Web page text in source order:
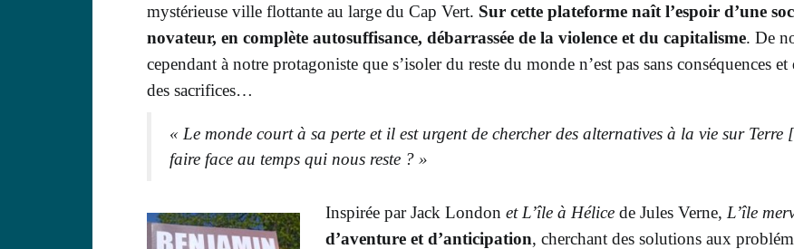
mystérieuse ville flottante au large du Cap Vert. Sur cette plateforme naît l’espoir d’une
novateur, en complète autosuffisance, débarrassée de la violence et du capitalisme. De
cependant à notre protagoniste que s’isoler du reste du monde n’est pas sans conséquences et
des sacrifices…
« Le monde court à sa perte et il est urgent de chercher des alternatives à la vie sur
faire face au temps qui nous reste ? »
Inspirée parJack London et L’île à Hélice de Jules Verne, L’île
d’aventure et d’anticipation, cherchant des solutions aux